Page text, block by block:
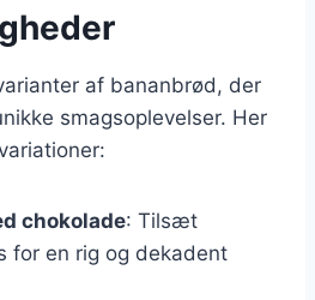
af bananbrød, der
smagsoplevelser. Her
chokolade: Tilsæt
for en rig og dekadent